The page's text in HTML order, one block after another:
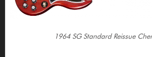
1964 SG Standard Reissue